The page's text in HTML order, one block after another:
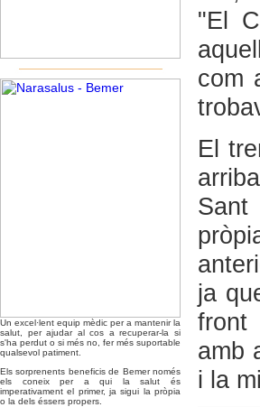
Un excel·lent equip mèdic per a mantenir la
salut, per ajudar al cos a recuperar-la si
s'ha perdut o si més no, fer més suportable
qualsevol patiment.
Els sorprenents beneficis de Bemer només
els coneix per a qui la salut és
imperativament el primer, ja sigui la pròpia
o la dels éssers propers.
"El
com
El
Sant
ja
front
amb
i la